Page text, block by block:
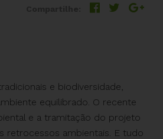
e biodiversidade,
equilibrado. O recente
e a tramitação do projeto
retrocessos ambientais. E tudo